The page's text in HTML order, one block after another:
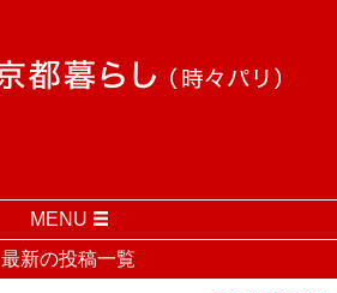
MENU
最新の投稿一覧